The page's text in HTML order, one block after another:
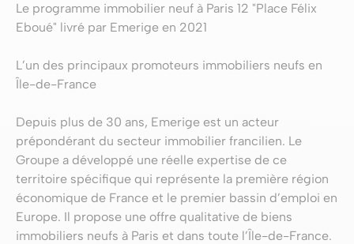
Le programme immobilier neuf à Paris 12 "Place Félix
Eboué" livré par Emerige en 2021
L’un des principaux promoteurs immobiliers neufs en
Île-de-France
Depuis plus de 30 ans, Emerige est un acteur
prépondérant du secteur immobilier francilien. Le
Groupe a développé une réelle expertise de ce
territoire spécifique qui représente la première région
économique de France et le premier bassin d’emploi en
Europe. Il propose une offre qualitative de biens
immobiliers neufs à Paris et dans toute l’Île-de-France.